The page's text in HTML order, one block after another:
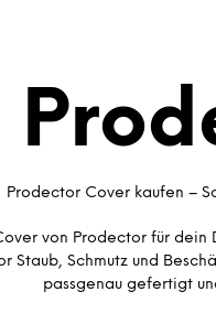
Prodector Cover kaufen –
von Prodector für dein
Staub, Schmutz und
passgenau gefertigt